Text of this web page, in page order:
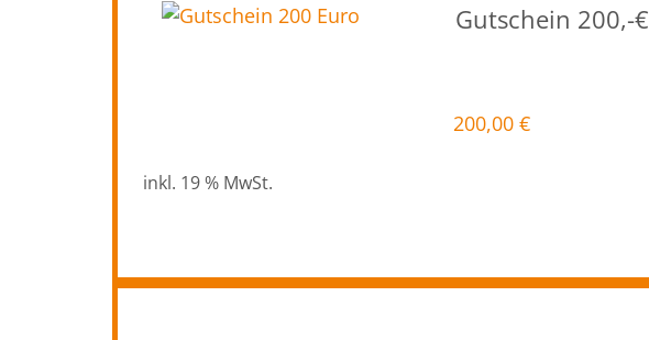
Gutschein 200,-€
200,00€
inkl. 19 % MwSt.